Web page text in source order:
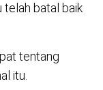
telah batal baik
tentang
itu.